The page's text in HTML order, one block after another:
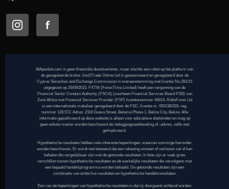
AIApexbot.com is geen financiële dienstverlener, maar slechts een robot op het platform van
de gereguleerde broker Just2Trade Online Ltd is geautoriseerd en gereguleerd door de
Cyprus Securities and Exchange Commission in overeenstemming met licentie No.281/15
uitgegeven op 25/09/2015. FXTM (ForexTime Limited) heeft een vergunning van de
Financial Sector Conduct Authority (FSCA) (voorheen Financial Services Board FSB) van
Zuid-Afrika met Financial Services Provider (FSP) licentienummer 46614. RoboForex Ltd
is een internationale makelaar gereguleerd door de FSC, licentie nr. 000138/333, reg.
nummer 128.572. Adres: 2118 Guava Street, Belama Phase 1, Belize City, Belize. Alle
informatie gepubliceerd op deze website is alleen voor educatieve doeleinden en mag op
geen enkele manier worden beschouwd als beleggingsaanbeveling of -advies, zelfs niet
geïmpliceerd.
Hypothetische resultaten hebben vele inherente beperkingen, waarvan sommige hieronder
worden beschreven. Er wordt niet beweerd dat een rekening winsten of verliezen zal of kan
behalen die vergelijkbaar zijn met de getoonde resultaten. In feite zijn er vaak grote
verschillen tussen hypothetische resultaten en de werkelijke resultaten die vervolgens met
een bepaald handelsprogramma worden behaald. De getoonde resultaten zijn een
combinatie van echte live resultaten en hypothetische handelsresultaten.
Een van de beperkingen van hypothetische resultaten is dat zij doorgaans achteraf worden